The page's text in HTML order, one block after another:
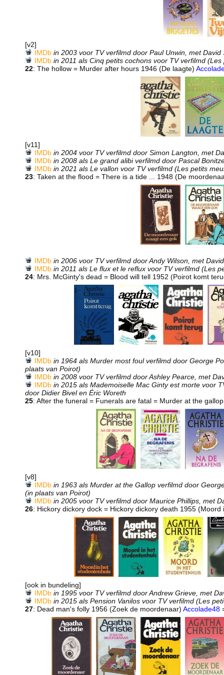
[v2]
IMDb in 2003 voor TV verfilmd door Paul Unwin, met David
IMDb in 2011 als Cinq petits cochons voor TV verfilmd
22: The hollow = Murder after hours 1946 (De laagte)
[v11]
IMDb in 2004 voor TV verfilmd door Simon Langton, met
IMDb in 2008 als Le grand alibi verfilmd door Pascal
IMDb in 2021 als Le vallon voor TV verfilmd (Les petits
23: Taken at the flood = There is a tide ... 1948 (De
IMDb in 2006 voor TV verfilmd door Andy Wilson, met
IMDb in 2011 als Le flux et le reflux voor TV verfilmd (Les
24: Mrs. McGinty's dead = Blood will tell 1952 (Poirot komt
[v10]
IMDb in 1964 als Murder most foul verfilmd door George
plaats van Poirot)
IMDb in 2008 voor TV verfilmd door Ashley Pearce, met
IMDb in 2015 als Mademoiselle Mac Ginty est morte voor
door Didier Bivel en Éric Woreth
25: After the funeral = Funerals are fatal = Murder at the
[v8]
IMDb in 1963 als Murder at the Gallop verfilmd door
(in plaats van Poirot)
IMDb in 2005 voor TV verfilmd door Maurice Phillips, met
26: Hickory dickory dock = Hickory dickory death 1955
[ook in bundeling]
IMDb in 1995 voor TV verfilmd door Andrew Grieve, met
IMDb in 2015 als Pension Vanilos voor TV verfilmd (Les
27: Dead man's folly 1956 (Zoek de moordenaar) Accolade48